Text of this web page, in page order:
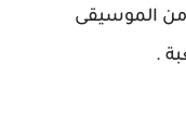
من الموسيقى
.